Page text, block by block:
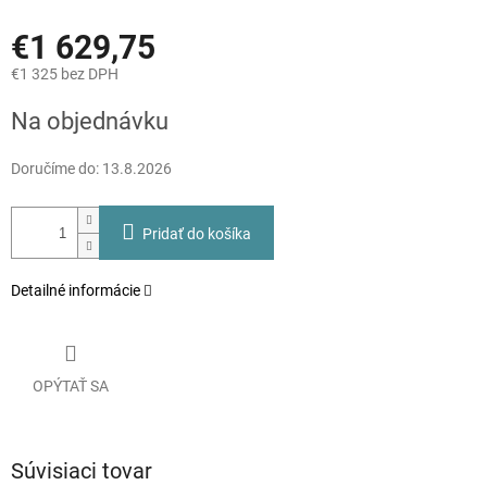
€1 629,75
€1 325 bez DPH
cena:
Na objednávku
Doručíme do: 13.8.2026
Pridať do košíka
Detailné informácie
OPÝTAŤ SA
Súvisiaci tovar